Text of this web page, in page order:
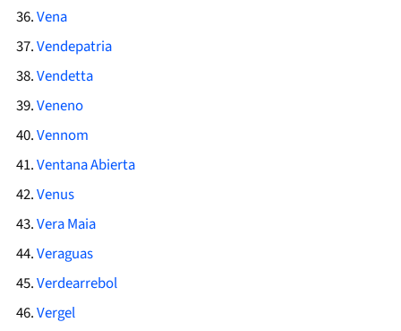
Vena
Vendepatria
Vendetta
Veneno
Vennom
Ventana Abierta
Venus
Vera Maia
Veraguas
Verdearrebol
Vergel